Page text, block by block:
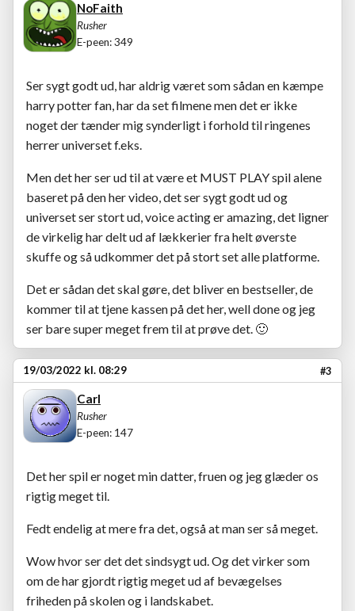
NoFaith
Rusher
E-peen: 349
Ser sygt godt ud, har aldrig været som sådan en kæmpe
harry potter fan, har da set filmene men det er ikke
noget der tænder mig synderligt i forhold til ringenes
herrer universet f.eks.
Men det her ser ud til at være et MUST PLAY spil alene
baseret på den her video, det ser sygt godt ud og
universet ser stort ud, voice acting er amazing, det ligner
de virkelig har delt ud af lækkerier fra helt øverste
skuffe og så udkommer det på stort set alle platforme.
Det er sådan det skal gøre, det bliver en bestseller, de
kommer til at tjene kassen på det her, well done og jeg
ser bare super meget frem til at prøve det. 🙂
19/03/2022 kl. 08:29 #3
Carl
Rusher
E-peen: 147
Det her spil er noget min datter, fruen og jeg glæder os
rigtig meget til.
Fedt endelig at mere fra det, også at man ser så meget.
Wow hvor ser det det sindsygt ud. Og det virker som
om de har gjordt rigtig meget ud af bevægelses
friheden på skolen og i landskabet.